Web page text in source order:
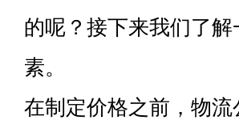
的呢？接下来我们了
素。
在制定价格之前，物